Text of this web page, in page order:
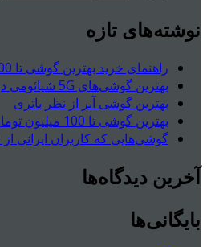
نوشته‌های تازه
راهنمای خرید بهترین گوشی تا 100 میلیون تومان
بهترین گوشی‌های 5G شیائومی در بازار ایران
بهترین گوشی آنر از نظر باتری
بهترین گوشی تا 100 میلیون تومان
گوشی‌هایی که کاربران ایرانی
آخرین دیدگاه‌ها
بایگانی‌ها